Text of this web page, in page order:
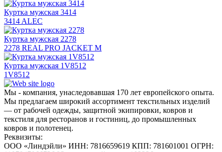
Куртка мужская 3414
3414 ALEC
Куртка мужская 2278
2278 REAL PRO JACKET M
Куртка мужская 1V8512
1V8512
Мы - компания, унаследовавшая 170 лет европейского опыта.
Мы предлагаем широкий ассортимент текстильных изделий
— от рабочей одежды, защитной экипировки, ковров и
текстиля для ресторанов и гостиниц, до промышленных
ковров и полотенец.
Реквизиты:
ООО «Линдэйли» ИНН: 7816659619 КПП: 781601001 ОГРН: